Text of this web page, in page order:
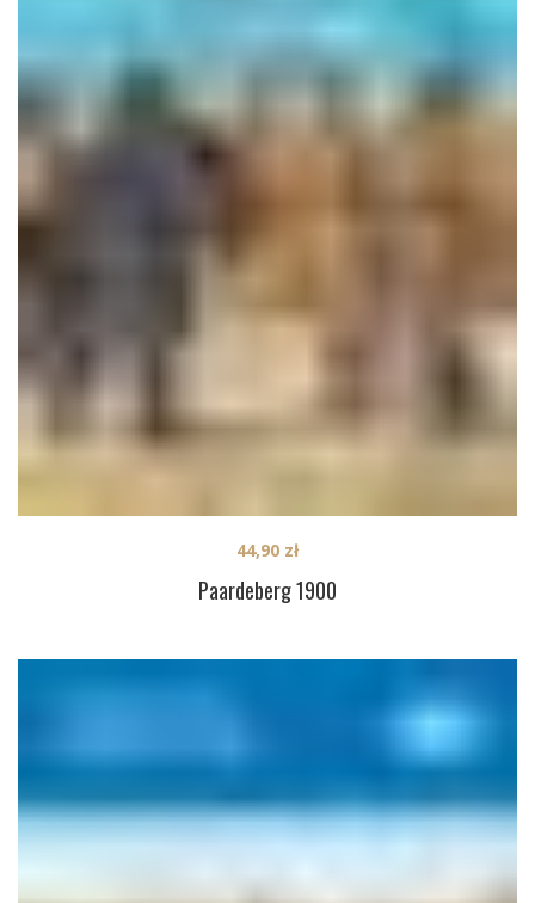
Paardeberg 1900
44,90 zł